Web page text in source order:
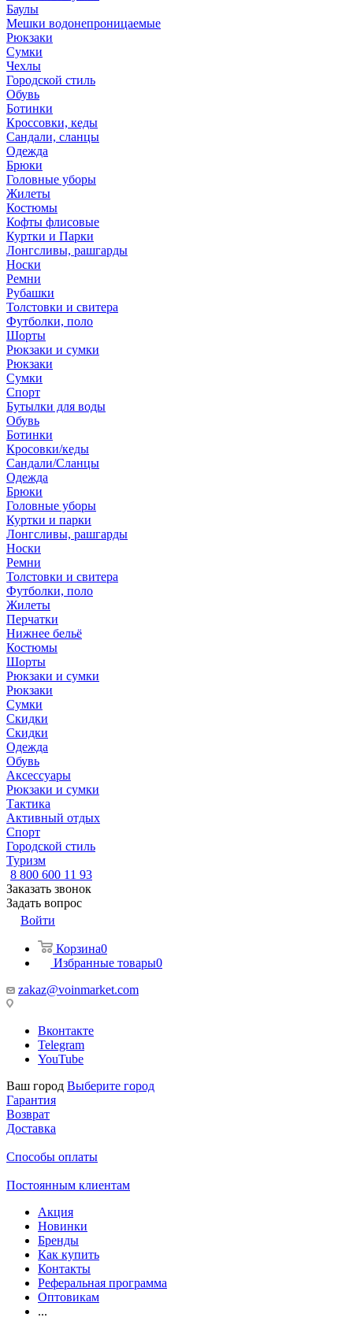
Баулы
Мешки водонепроницаемые
Рюкзаки
Сумки
Чехлы
Городской стиль
Обувь
Ботинки
Кроссовки, кеды
Сандали, сланцы
Одежда
Брюки
Головные уборы
Жилеты
Костюмы
Кофты флисовые
Куртки и Парки
Лонгсливы, рашгарды
Носки
Ремни
Рубашки
Толстовки и свитера
Футболки, поло
Шорты
Рюкзаки и сумки
Рюкзаки
Сумки
Спорт
Бутылки для воды
Обувь
Ботинки
Кросовки/кеды
Сандали/Сланцы
Одежда
Брюки
Головные уборы
Куртки и парки
Лонгсливы, рашгарды
Носки
Ремни
Толстовки и свитера
Футболки, поло
Жилеты
Перчатки
Нижнее бельё
Костюмы
Шорты
Рюкзаки и сумки
Рюкзаки
Сумки
Скидки
Скидки
Одежда
Обувь
Аксессуары
Рюкзаки и сумки
Тактика
Активный отдых
Спорт
Городской стиль
Туризм
8 800 600 11 93
Заказать звонок
Задать вопрос
Войти
Корзина0
Избранные товары0
zakaz@voinmarket.com
Вконтакте
Telegram
YouTube
Ваш город Выберите город
Гарантия
Возврат
Доставка
Способы оплаты
Постоянным клиентам
Акция
Новинки
Бренды
Как купить
Контакты
Реферальная программа
Оптовикам
...